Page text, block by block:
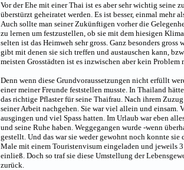
Vor der Ehe mit einer Thai ist es aber sehr wichtig seine
überstürzt geheiratet werden. Es ist besser, einmal
Auch sollte man seiner Zukünftigen vorher die
zu lernen um festzustellen, ob sie mit dem hiesigen
selten ist das Heimweh sehr gross. Ganz besonders
gibt mit denen sie sich treffen und austauschen kann,
meisten Grosstädten ist es inzwischen aber kein
Denn wenn diese Grundvoraussetzungen nicht erfüllt
einer meiner Freunde feststellen musste. In Thailand
das richtige Pflaster für seine Thaifrau. Nach ihrem
seiner Arbeit nachgehen. Sie war viel allein und einsam.
ausgingen und viel Spass hatten. Im Urlaub war eben
und seine Ruhe haben. Weggegangen wurde -wenn
gestellt. Und das war sie weder gewohnt noch konnte
Male mit einem Touristenvisum eingeladen und jeweils
einließ. Doch so traf sie diese Umstellung der
zurück.